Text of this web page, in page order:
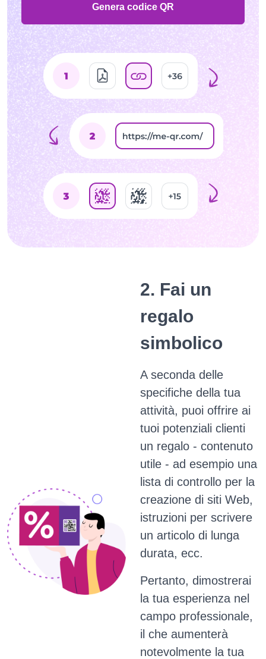
Genera codice QR
2. Fai un
regalo
simbolico
A seconda delle
specifiche della tua
attività, puoi offrire ai
tuoi potenziali clienti
un regalo - contenuto
utile - ad esempio una
lista di controllo per la
creazione di siti Web,
istruzioni per scrivere
un articolo di lunga
durata, ecc.
Pertanto, dimostrerai
la tua esperienza nel
campo professionale,
il che aumenterà
notevolmente la tua